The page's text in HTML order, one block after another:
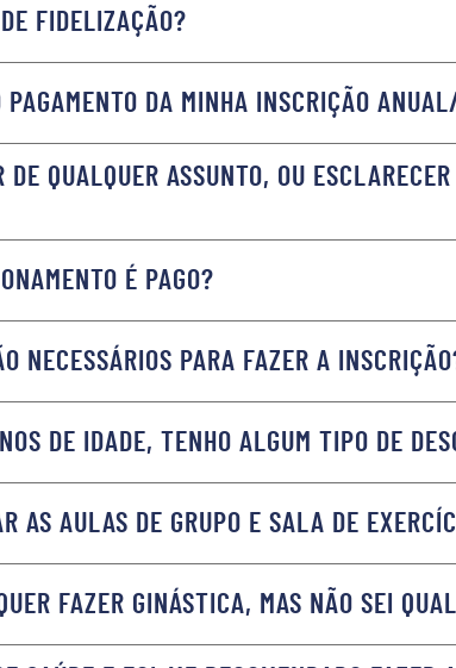
FIDELIZAÇÃO?
PAGAMENTO DA MINHA INSCRIÇÃO
DE QUALQUER ASSUNTO, OU
É PAGO?
NECESSÁRIOS PARA FAZER A
DE IDADE, TENHO ALGUM TIPO DE
AS AULAS DE GRUPO E SALA DE
FAZER GINÁSTICA, MAS NÃO SEI